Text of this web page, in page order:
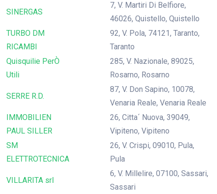
SINERGAS
7, V. Martiri Di Belfiore,
46026, Quistello, Quistello
TURBO DM
RICAMBI
92, V. Pola, 74121, Taranto,
Taranto
Quisquilie PerÒ
Utili
285, V. Nazionale, 89025,
Rosarno, Rosarno
SERRE R.D.
87, V. Don Sapino, 10078,
Venaria Reale, Venaria Reale
IMMOBILIEN
PAUL SILLER
26, Citta´ Nuova, 39049,
Vipiteno, Vipiteno
SM
ELETTROTECNICA
26, V. Crispi, 09010, Pula,
Pula
VILLARITA srl
6, V. Millelire, 07100, Sassari,
Sassari